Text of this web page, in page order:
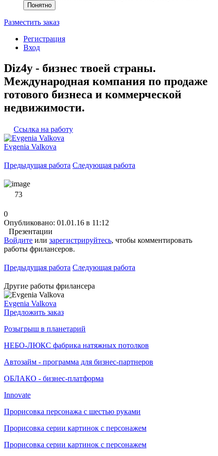
Понятно
Разместить заказ
Регистрация
Вход
Diz4y - бизнес твоей страны.
Международная компания по продаже
готового бизнеса и коммерческой
недвижимости.
Ссылка на работу
Evgenia Valkova
Предыдущая работа Следующая работа
73
0
Опубликовано: 01.01.16 в 11:12
Презентации
Войдите или зарегистрируйтесь, чтобы комментировать
работы фрилансеров.
Предыдущая работа Следующая работа
Другие работы фрилансера
Evgenia Valkova
Предложить заказ
Розыгрыш в планетарий
НЕБО-ЛЮКС фабрика натяжных потолков
Автозайм - программа для бизнес-партнеров
ОБЛАКО - бизнес-платформа
Innovate
Прорисовка персонажа с шестью руками
Прорисовка серии картинок с персонажем
Прорисовка серии картинок с персонажем